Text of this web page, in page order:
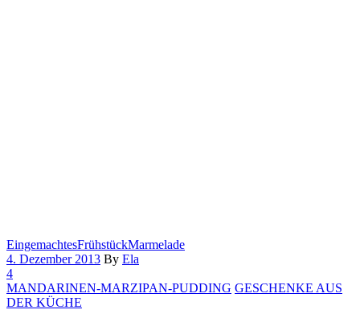
EingemachtesFrühstückMarmelade
4. Dezember 2013 By Ela
4
MANDARINEN-MARZIPAN-PUDDING GESCHENKE AUS
DER KÜCHE